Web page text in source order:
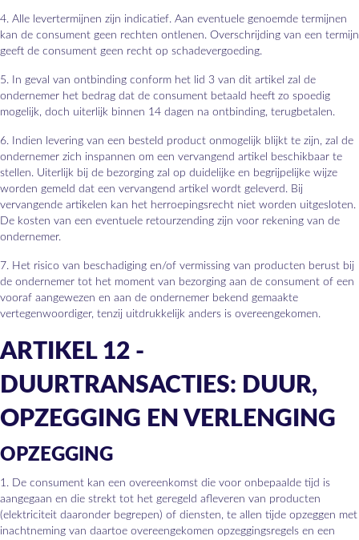
4. Alle levertermijnen zijn indicatief. Aan eventuele genoemde termijnen
kan de consument geen rechten ontlenen. Overschrijding van een termijn
geeft de consument geen recht op schadevergoeding.
5. In geval van ontbinding conform het lid 3 van dit artikel zal de
ondernemer het bedrag dat de consument betaald heeft zo spoedig
mogelijk, doch uiterlijk binnen 14 dagen na ontbinding, terugbetalen.
6. Indien levering van een besteld product onmogelijk blijkt te zijn, zal de
ondernemer zich inspannen om een vervangend artikel beschikbaar te
stellen. Uiterlijk bij de bezorging zal op duidelijke en begrijpelijke wijze
worden gemeld dat een vervangend artikel wordt geleverd. Bij
vervangende artikelen kan het herroepingsrecht niet worden uitgesloten.
De kosten van een eventuele retourzending zijn voor rekening van de
ondernemer.
7. Het risico van beschadiging en/of vermissing van producten berust bij
de ondernemer tot het moment van bezorging aan de consument of een
vooraf aangewezen en aan de ondernemer bekend gemaakte
vertegenwoordiger, tenzij uitdrukkelijk anders is overeengekomen.
ARTIKEL 12 -
DUURTRANSACTIES: DUUR,
OPZEGGING EN VERLENGING
OPZEGGING
1. De consument kan een overeenkomst die voor onbepaalde tijd is
aangegaan en die strekt tot het geregeld afleveren van producten
(elektriciteit daaronder begrepen) of diensten, te allen tijde opzeggen met
inachtneming van daartoe overeengekomen opzeggingsregels en een